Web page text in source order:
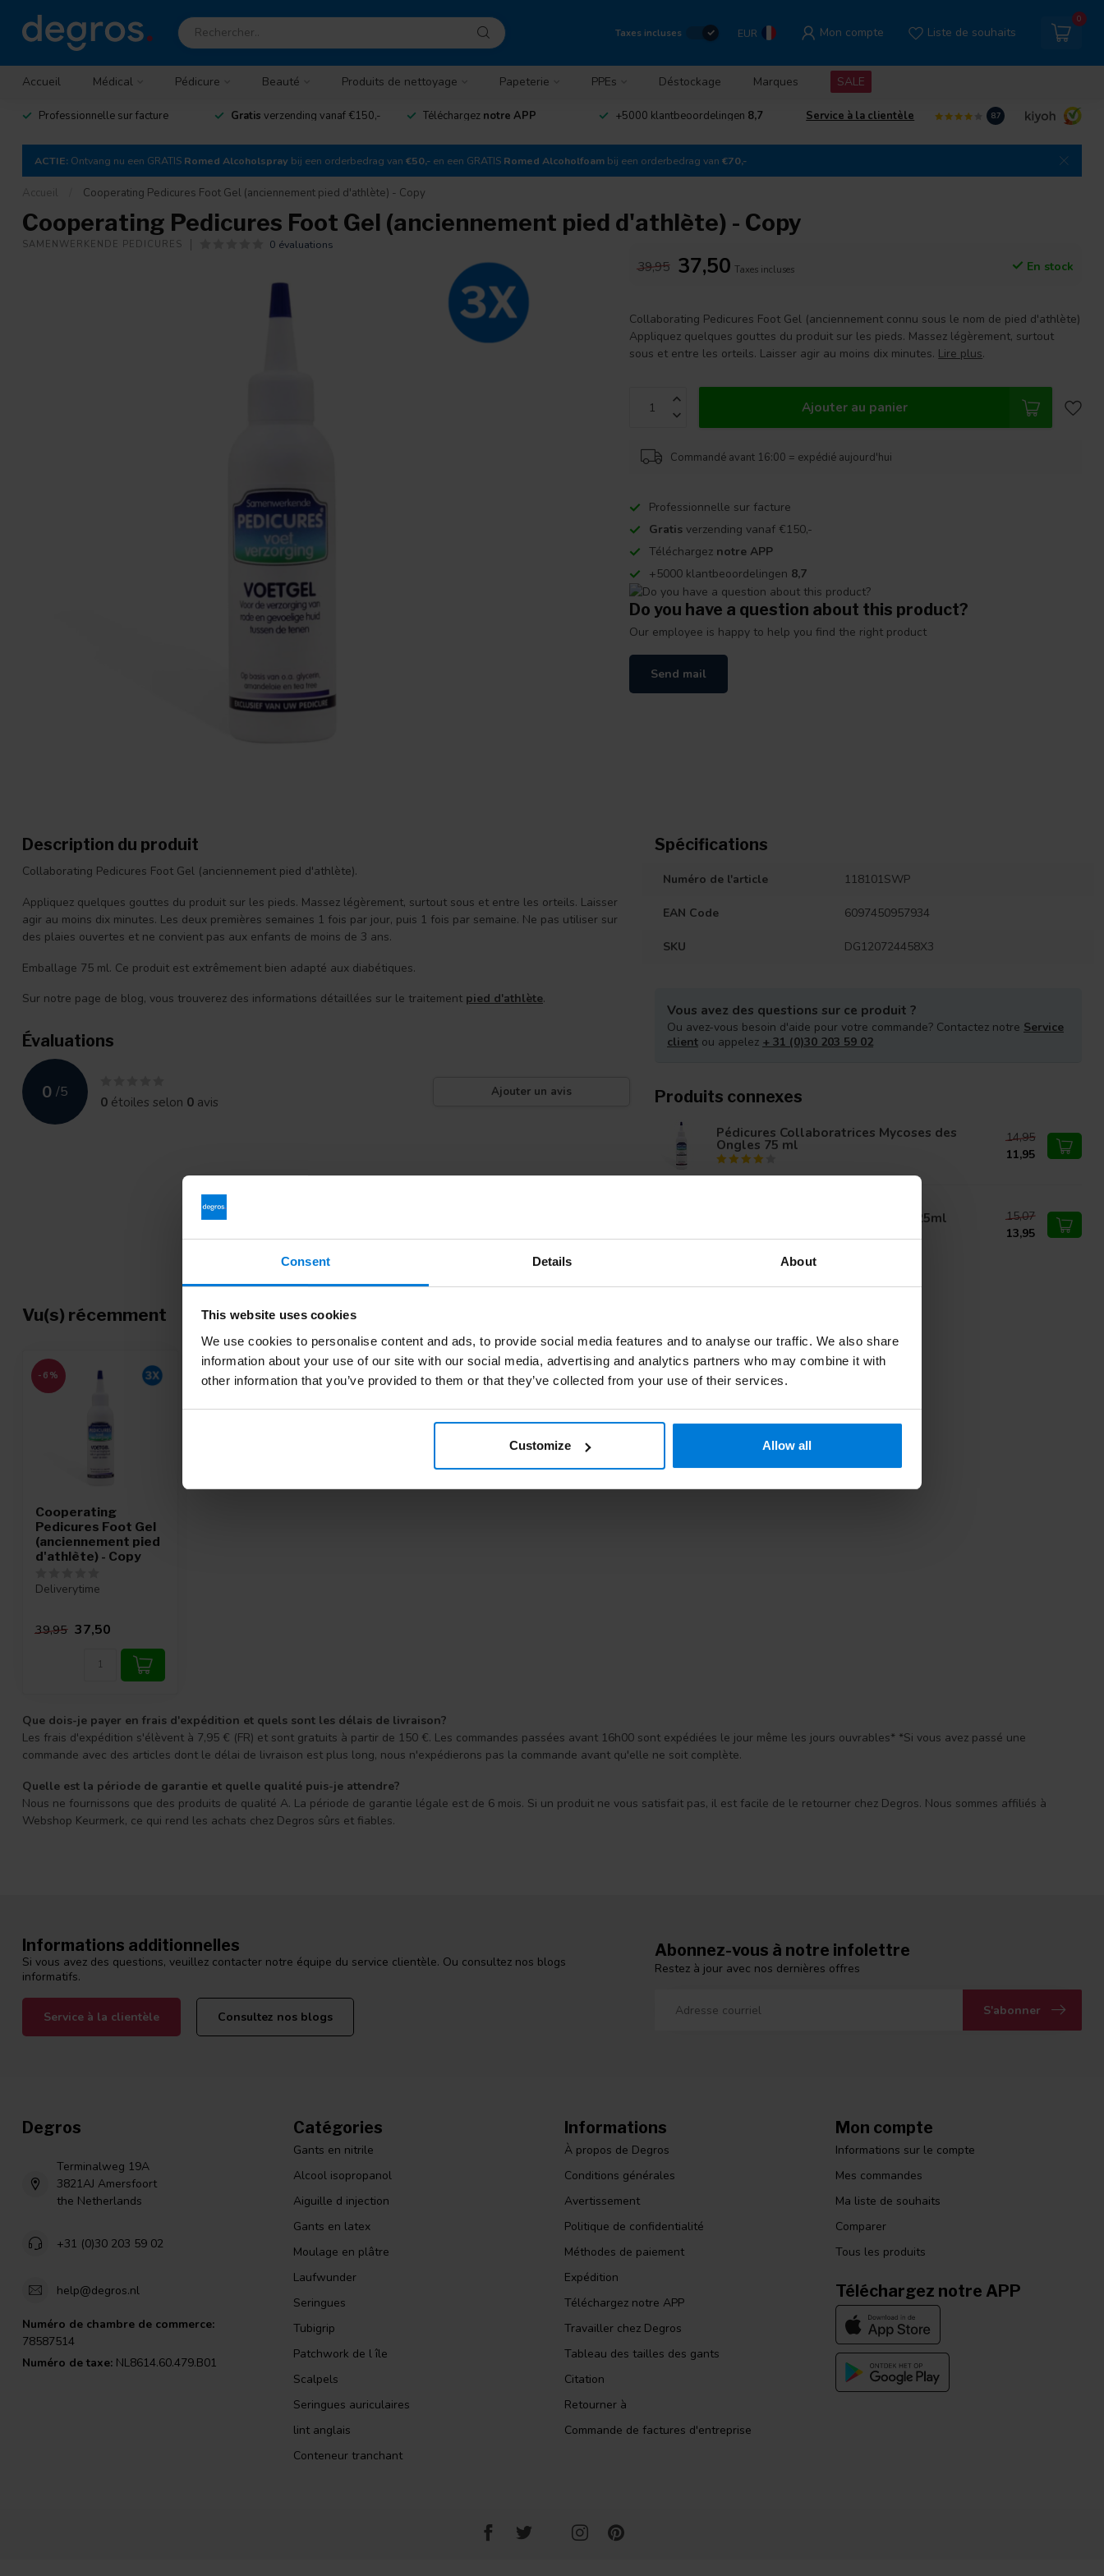
Consent Details About
This website uses cookies
We use cookies to personalise content and ads, to provide social media features and to analyse our traffic. We also share
information about your use of our site with our social media, advertising and analytics partners who may combine it with
other information that you’ve provided to them or that they’ve collected from your use of their services.
Customize Allow all
Taxes incluses EUR Mon compte Liste de souhaits
0
Accueil Médical Pédicure Beauté Produits de nettoyage Papeterie PPEs Déstockage Marques SALE
Professionnelle sur facture Gratis verzending vanaf €150,- Téléchargez notre APP +5000 klantbeoordelingen 8,7 Service à la clientèle 8.7
ACTIE: Ontvang nu een GRATIS Romed Alcoholspray bij een orderbedrag van €50,- en een GRATIS Romed Alcoholfoam bij een orderbedrag van €70,-
Accueil Cooperating Pedicures Foot Gel (anciennement pied d'athlète) - Copy
Cooperating Pedicures Foot Gel (anciennement pied d'athlète) - Copy
SAMENWERKENDE PEDICURES 0 évaluations
39,95 37,50 Taxes incluses En stock
Collaborating Pedicures Foot Gel (anciennement connu sous le nom de pied d'athlète)
Appliquez quelques gouttes du produit sur les pieds. Massez légèrement, surtout
sous et entre les orteils. Laisser agir au moins dix minutes. Lire plus.
Ajouter au panier
Commandé avant 16:00 = expédié aujourd'hui
Professionnelle sur facture
Gratis verzending vanaf €150,-
Téléchargez notre APP
+5000 klantbeoordelingen 8,7
Do you have a question about this product?
Our employee is happy to help you find the right product
Send mail
Description du produit
Collaborating Pedicures Foot Gel (anciennement pied d'athlète).
Appliquez quelques gouttes du produit sur les pieds. Massez légèrement, surtout sous et entre les orteils. Laisser
agir au moins dix minutes. Les deux premières semaines 1 fois par jour, puis 1 fois par semaine. Ne pas utiliser sur
des plaies ouvertes et ne convient pas aux enfants de moins de 3 ans.
Emballage 75 ml. Ce produit est extrêmement bien adapté aux diabétiques.
Sur notre page de blog, vous trouverez des informations détaillées sur le traitement pied d'athlète.
Évaluations
0 /5
0 étoiles selon 0 avis
Ajouter un avis
Spécifications
Numéro de l'article 118101SWP
EAN Code 6097450957934
SKU DG120724458X3
Vous avez des questions sur ce produit ?
Ou avez-vous besoin d'aide pour votre commande? Contactez notre Service
client ou appelez + 31 (0)30 203 59 02
Produits connexes
Pédicures Collaboratrices Mycoses des
Ongles 75 ml
14,95
11,95
Gehwol Fusskraft Jambe vitale 125ml
15,07
13,95
Vu(s) récemment
-6%
Cooperating
Pedicures Foot Gel
(anciennement pied
d'athlète) - Copy
Deliverytime
39,95 37,50
Que dois-je payer en frais d'expédition et quels sont les délais de livraison?
Les frais d'expédition s'élèvent à 7,95 € (FR) et sont gratuits à partir de 150 €. Les commandes passées avant 16h00 sont expédiées le jour même les jours ouvrables* *Si vous avez passé une
commande avec des articles dont le délai de livraison est plus long, nous n'expédierons pas la commande avant qu'elle ne soit complète.
Quelle est la période de garantie et quelle qualité puis-je attendre?
Nous ne fournissons que des produits de qualité A. La période de garantie légale est de 6 mois. Si un produit ne vous satisfait pas, il est facile de le retourner chez Degros. Nous sommes affiliés à
Webshop Keurmerk, ce qui rend les achats chez Degros sûrs et fiables.
Informations additionnelles
Si vous avez des questions, veuillez contacter notre équipe du service clientèle. Ou consultez nos blogs
informatifs.
Service à la clientèle Consultez nos blogs
Abonnez-vous à notre infolettre
Restez à jour avec nos dernières offres
S'abonner
Degros
Terminalweg 19A
3821AJ Amersfoort
the Netherlands
+31 (0)30 203 59 02
help@degros.nl
Numéro de chambre de commerce:
78587514
Numéro de taxe: NL8614.60.479.B01
Catégories
Gants en nitrile
Alcool isopropanol
Aiguille d injection
Gants en latex
Moulage en plâtre
Laufwunder
Seringues
Tubigrip
Patchwork de l île
Scalpels
Seringues auriculaires
lint anglais
Conteneur tranchant
Informations
À propos de Degros
Conditions générales
Avertissement
Politique de confidentialité
Méthodes de paiement
Expédition
Téléchargez notre APP
Travailler chez Degros
Tableau des tailles des gants
Citation
Retourner à
Commande de factures d'entreprise
Mon compte
Informations sur le compte
Mes commandes
Ma liste de souhaits
Comparer
Tous les produits
Téléchargez notre APP